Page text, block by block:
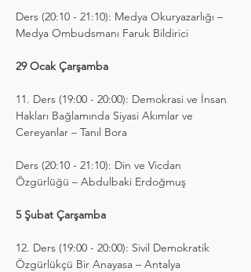
Ders (20:10 - 21:10): Medya Okuryazarlığı –
Medya Ombudsmanı Faruk Bildirici
29 Ocak Çarşamba
11. Ders (19:00 - 20:00): Demokrasi ve İnsan
Hakları Bağlamında Siyasi Akımlar ve
Cereyanlar – Tanıl Bora
Ders (20:10 - 21:10): Din ve Vicdan
Özgürlüğü – Abdulbaki Erdoğmuş
5 Şubat Çarşamba
12. Ders (19:00 - 20:00): Sivil Demokratik
Özgürlükçü Bir Anayasa – Antalya